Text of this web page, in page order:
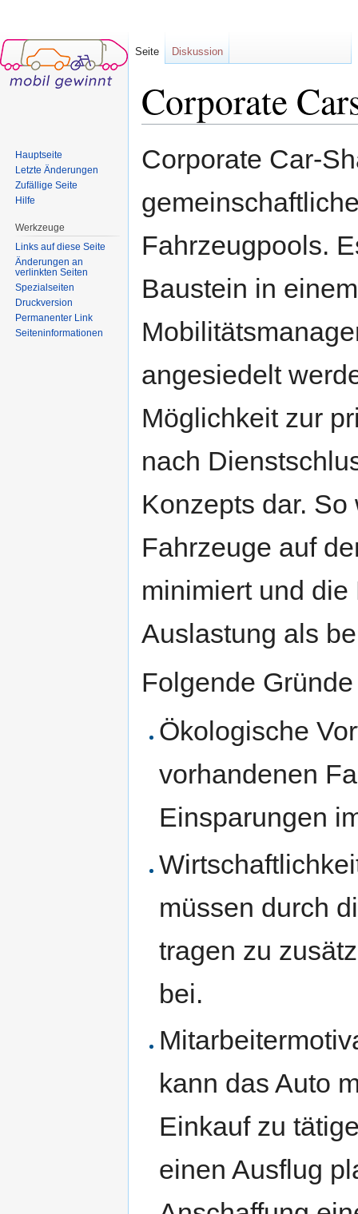
Corporate
Corporate Car-
Fahrzeugpools.
Baustein in
angesiedelt
Möglichkeit zur
nach
Konzepts dar.
Fahrzeuge auf
minimiert und
Auslastung als
Folgende
Ökologische
vorhandenen
Einsparungen
müssen durch
tragen zu
bei.
kann das Auto
Einkauf zu
einen Ausflug
Seite Diskussion
Hauptseite
Letzte Änderungen
Zufällige Seite
Hilfe
Werkzeuge
Links auf diese Seite
Änderungen an
verlinkten Seiten
Spezialseiten
Druckversion
Permanenter Link
Seiten­informationen